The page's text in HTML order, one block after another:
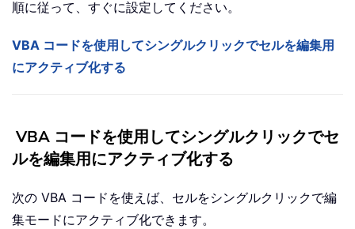
順に従って、すぐに設定してください。
VBA コードを使用してシングルクリックでセルを編集用
にアクティブ化する
VBA コードを使用してシングルクリックでセ
ルを編集用にアクティブ化する
次の VBA コードを使えば、セルをシングルクリックで編
集モードにアクティブ化できます。